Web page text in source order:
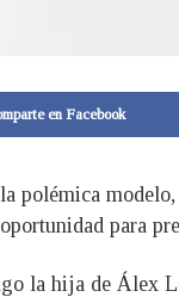
en Facebook
polémica
para
la hija de Álex